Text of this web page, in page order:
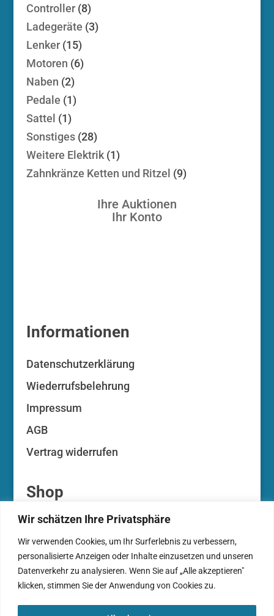
Wir schätzen Ihre Privatsphäre
Wir verwenden Cookies, um Ihr Surferlebnis zu verbessern,
personalisierte Anzeigen oder Inhalte einzusetzen und unseren
Datenverkehr zu analysieren. Wenn Sie auf „Alle akzeptieren"
klicken, stimmen Sie der Anwendung von Cookies zu.
Controller 88
Produkte
Ladegeräte 33
Lenker 1515
Produkte
Motoren 66
Naben 22
Produkte
Pedale 11
Sattel 11
Produkt
Sonstiges 2828
Produkte
Weitere Elektrik 11
Produkt
Zahnkränze Ketten und Ritzel 99
Ihre Auktionen
Ihr Konto
Informationen
Datenschutzerklärung
Wiederrufsbelehrung
Impressum
AGB
Vertrag widerrufen
Shop
Ihr Konto
Ihre Auktionen
Zahlungsarten
Warenkorb